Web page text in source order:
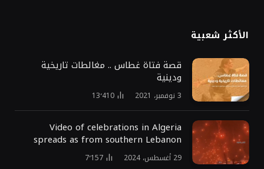
الأكثر شعبية
قصة فتاة غطاس .. مغالطات تاريخية
ودينية
3 نوفمبر، 2021 13٬410
Video of celebrations in Algeria
spreads as from southern Lebanon
29 أغسطس، 2024 7٬157